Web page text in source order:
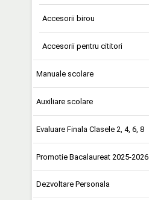
Accesorii birou
Accesorii pentru cititori
Manuale scolare
Auxiliare scolare
Evaluare Finala Clasele 2, 4, 6, 8
Promotie Bacalaureat 2025-2026
Dezvoltare Personala